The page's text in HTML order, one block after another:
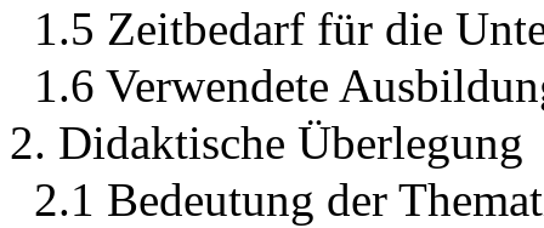
1.5 Zeitbedarf für die
1.6 Verwendete
2. Didaktische Überlegung
2.1 Bedeutung der